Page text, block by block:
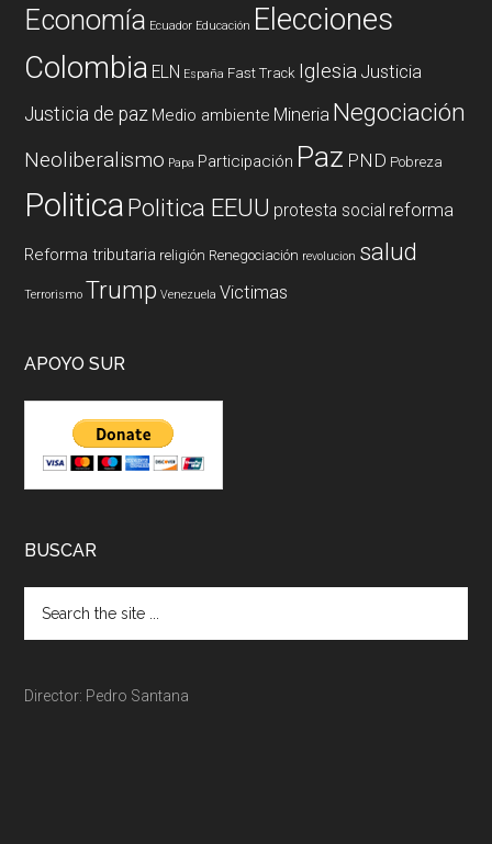
Economía Ecuador Educación Elecciones
Colombia ELN España Fast Track Iglesia Justicia
Justicia de paz Medio ambiente Mineria Negociación
Neoliberalismo Papa Participación Paz PND Pobreza
PoliticaPolitica EEUU protesta social reforma
Reforma tributaria religión Renegociación revolucion salud
Terrorismo Trump Venezuela Victimas
APOYO SUR
BUSCAR
Director: Pedro Santana